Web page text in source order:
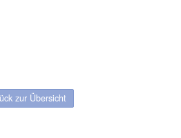
zur Übersicht